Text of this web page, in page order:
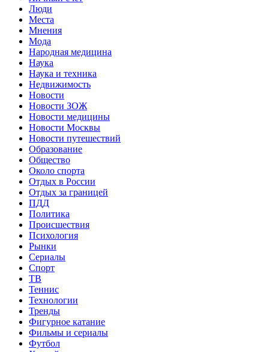
Люди
Места
Мнения
Мода
Народная медицина
Наука
Наука и техника
Недвижимость
Новости
Новости ЗОЖ
Новости медицины
Новости Москвы
Новости путешествий
Образование
Общество
Около спорта
Отдых в России
Отдых за границей
ПДД
Политика
Происшествия
Психология
Рынки
Сериалы
Спорт
ТВ
Теннис
Технологии
Тренды
Фигурное катание
Фильмы и сериалы
Футбол